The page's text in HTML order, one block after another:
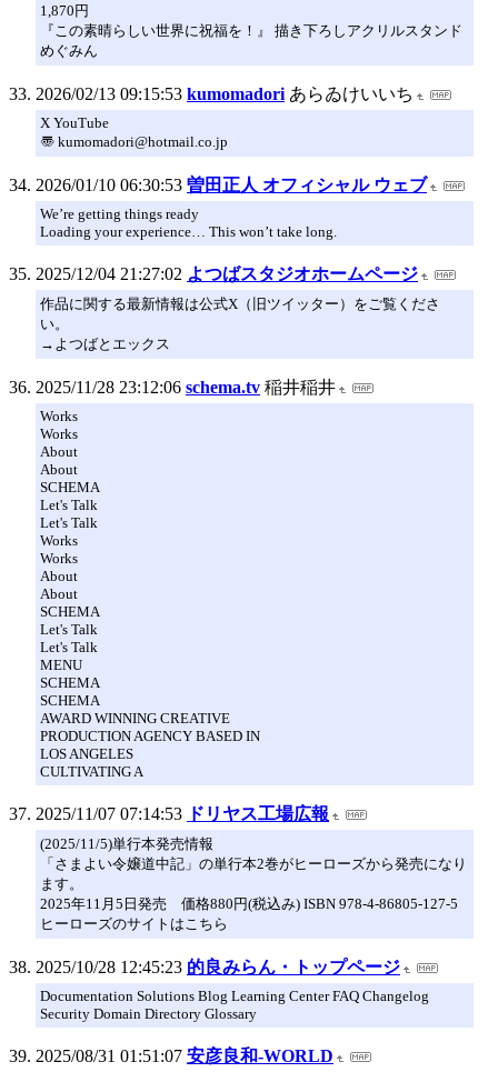
1,870円
『この素晴らしい世界に祝福を！』 描き下ろしアクリルスタンド
めぐみん
2026/02/13 09:15:53 kumomadori あらゐけいいち
X YouTube
〠 kumomadori@hotmail.co.jp
2026/01/10 06:30:53 曽田正人 オフィシャル ウェブ
We’re getting things ready
Loading your experience… This won’t take long.
2025/12/04 21:27:02 よつばスタジオホームページ
作品に関する最新情報は公式X（旧ツイッター）をご覧くださ
い。
→よつばとエックス
2025/11/28 23:12:06 schema.tv 稲井稲井
Works
Works
About
About
SCHEMA
Let's Talk
Let's Talk
Works
Works
About
About
SCHEMA
Let's Talk
Let's Talk
MENU
SCHEMA
SCHEMA
AWARD WINNING CREATIVE
PRODUCTION AGENCY BASED IN
LOS ANGELES
CULTIVATING A
2025/11/07 07:14:53 ドリヤス工場広報
(2025/11/5)単行本発売情報
「さまよい令嬢道中記」の単行本2巻がヒーローズから発売になり
ます。
2025年11月5日発売 価格880円(税込み) ISBN 978-4-86805-127-5
ヒーローズのサイトはこちら
2025/10/28 12:45:23 的良みらん・トップページ
Documentation Solutions Blog Learning Center FAQ Changelog
Security Domain Directory Glossary
2025/08/31 01:51:07 安彦良和-WORLD